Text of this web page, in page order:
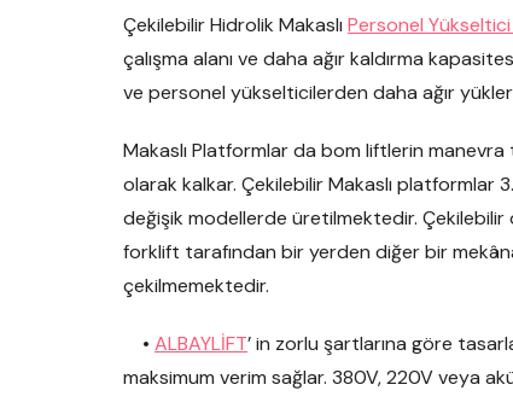
Çekilebilir Hidrolik Makaslı Personel
çalışma alanı ve daha ağır kaldırma
ve personel yükselticilerden daha ağır
Makaslı Platformlar da bom liftlerin
olarak kalkar. Çekilebilir Makaslı
değişik modellerde üretilmektedir.
forklift tarafından bir yerden diğer bir
çekilmemektedir.
• ALBAYLİFT’ in zorlu şartlarına göre
maksimum verim sağlar. 380V, 220V veya